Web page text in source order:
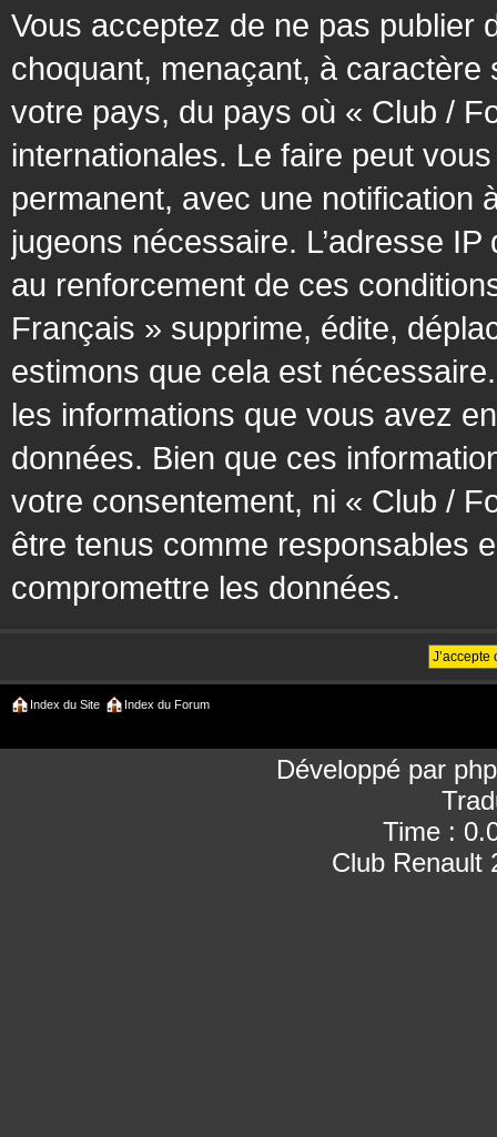
Vous acceptez de ne pas publier
choquant, menaçant, à
votre pays, du pays où « Club /
internationales. Le faire peut
permanent, avec une notification
jugeons nécessaire. L’adresse
au renforcement de ces
Français » supprime, édite,
estimons que cela est
les informations que vous avez
données. Bien que ces
votre consentement, ni « Club /
être tenus comme responsables
compromettre les données.
Index du Site Index du Forum
Développé par
Time :
Club Renault